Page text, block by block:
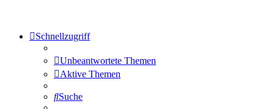
Schnellzugriff
Unbeantwortete Themen
Aktive Themen
Suche